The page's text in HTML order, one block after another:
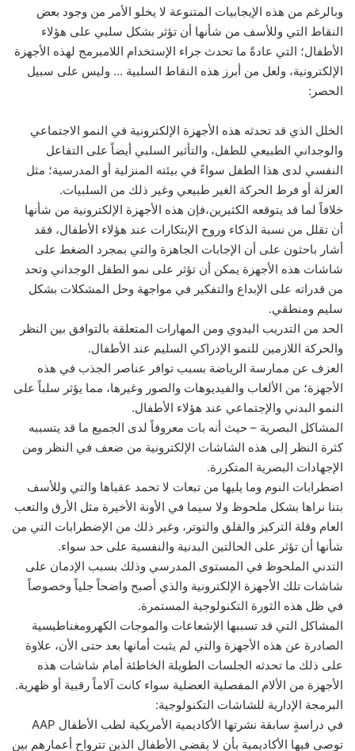
وبالرغم من هذه الإيجابيات المتنوعة لا يخلو الأمر من وجود بعض
النقاط التي وللأسف من شأنها أن تؤثر بشكل سلبي على هؤلاء
الأطفال؛ التي عادةً ما تحدث جراء الإستخدام اللامبرمج لهذه الأجهزة
الإلكترونية، ولعل من أبرز هذه النقاط السلبية … وليس على سبيل
الحصر:
الخلل الذي قد تحدثه هذه الأجهزة الإلكترونية في النمو الاجتماعي
والوجداني الطبيعي للطفل، والتأثير السلبي أيضاً على التفاعل
النفسي لدى هذا الطفل سواءً في بيئته المنزلية أو المدرسية؛ مثل
العزلة أو فرط الحركة الغير طبيعي وغير ذلك من السلبيات.
خلافاً لما قد يتوقعه الكثيرين،فإن هذه الأجهزة الإلكترونية من شأنها
أن تقلل من نسبة الذكاء وروح الإبتكارات عند هؤلاء الأطفال، فقد
أشار باحثون على أن الإجابات الجاهزة والتي بمجرد الضغط على
شاشات هذه الأجهزة يمكن أن تؤثر على نمو الطفل الوجداني وتحد
من قدراته على الإبداع والتفكير في مواجهة وحل المشكلات بشكل
سليم ومنطقي.
الحد من التدريب اليدوي ومن المهارات المتعلقة بالتوافق بين النظر
والحركة اللازمين للنمو الإدراكي السليم عند الأطفال.
العزف عن ممارسة الرياضة بسبب توافر عناصر الجذب في هذه
الأجهزة؛ من الألعاب والفيديوهات والصور وغيرها، مما يؤثر سلباً على
النمو البدني والإجتماعي عند هؤلاء الأطفال.
المشاكل البصرية – حيث أنه بات معروفاً لدى الجميع ما قد يتسببه
كثرة النظر إلى هذه الشاشات الإلكترونية من ضعف في النظر ومن
الإجهادات البصرية المتكررة.
اضطرابات النوم وما يليها من تبعات لا تحمد عقباها والتي وللأسف
بتنا نراها بشكل ملحوظ ولا سيما في الأونة الأخيرة مثل الأرق والتعب
العام وقلة التركيز والقلق والتوتر، وغير ذلك من الإضطرابات التي من
شأنها أن تؤثر على الحالتين البدنية والنفسية على حد سواء.
التدني الملحوظ في المستوى المدرسي وذلك بسبب الإدمان على
شاشات تلك الأجهزة الإلكترونية والذي أصبح واضحاً جلياً وخصوصاً
في ظل هذه الثورة التكنولوجية المستمرة.
المشاكل التي قد تسببها الإشعاعات والموجات الكهرومغناطيسية
الصادرة عن هذه الأجهزة والتي لم يثبت أمانها بعد حتى الأن، علاوة
على ذلك ما تحدثه الجلسات الطويلة الخاطئة أمام شاشات هذه
الأجهزة من الألام المفصلية العضلية سواء كانت آلاماً رقبية أو ظهرية.
البرمجة الإدارية للشاشات التكنولوجية:
في دراسةٍ سابقة نشرتها الأكاديمية الأمريكية لطب الأطفال AAP
توصي فيها الأكاديمية بأن لا يقضي الأطفال الذين تترواح أعمارهم بين